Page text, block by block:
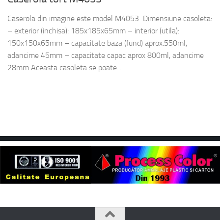
Caserola din imagine este model M4053 Dimensiune casoleta:
– exterior (inchisa): 185x185x65mm – interior (utila):
150x150x65mm – capacitate baza (fund) aprox.550ml,
adancime 45mm – capacitate capac aprox 800ml, adancime
28mm Aceasta casoleta se poate...